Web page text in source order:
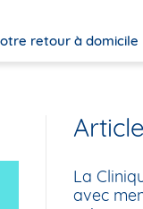
retour à domicile
La
avec